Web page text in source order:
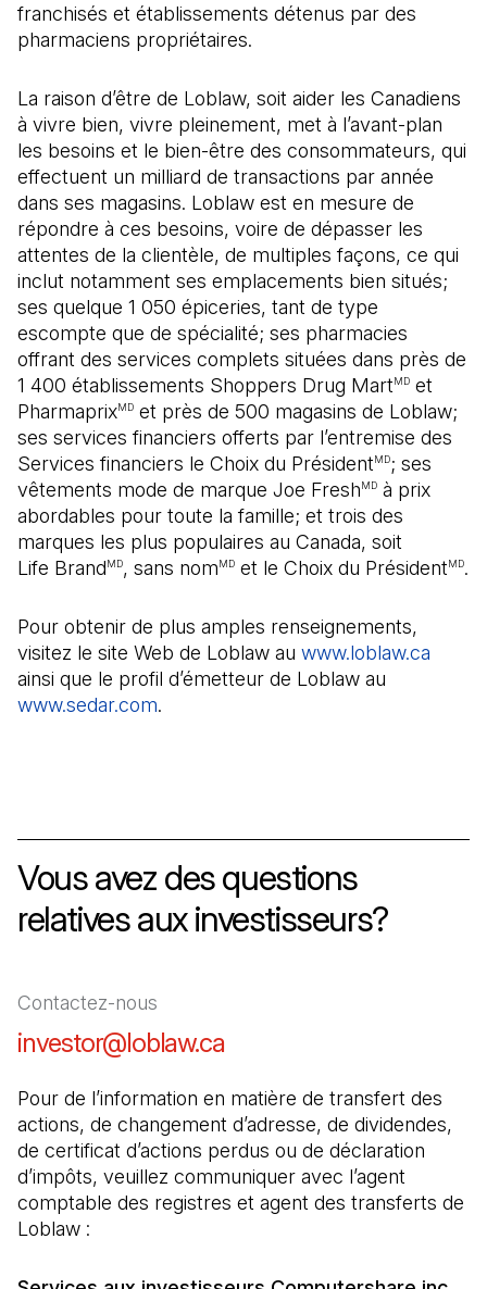
franchisés et établissements détenus par des
pharmaciens propriétaires.
La raison d’être de Loblaw, soit aider les Canadiens
à vivre bien, vivre pleinement, met à l’avant-plan
les besoins et le bien-être des consommateurs, qui
effectuent un milliard de transactions par année
dans ses magasins. Loblaw est en mesure de
répondre à ces besoins, voire de dépasser les
attentes de la clientèle, de multiples façons, ce qui
inclut notamment ses emplacements bien situés;
ses quelque 1 050 épiceries, tant de type
escompte que de spécialité; ses pharmacies
offrant des services complets situées dans près de
1 400 établissements Shoppers Drug MartMD et
PharmaprixMD et près de 500 magasins de Loblaw;
ses services financiers offerts par l’entremise des
Services financiers le Choix du PrésidentMD; ses
vêtements mode de marque Joe FreshMD à prix
abordables pour toute la famille; et trois des
marques les plus populaires au Canada, soit
Life BrandMD, sans nomMD et le Choix du PrésidentMD.
Pour obtenir de plus amples renseignements,
visitez le site Web de Loblaw au www.loblaw.ca
ainsi que le profil d’émetteur de Loblaw au
www.sedar.com(Il s'ouvre dans un nouvel onglet)
.
Vous avez des questions
relatives aux investisseurs?
Contactez-nous
investor@loblaw.ca
Pour de l’information en matière de transfert des
actions, de changement d’adresse, de dividendes,
de certificat d’actions perdus ou de déclaration
d’impôts, veuillez communiquer avec l’agent
comptable des registres et agent des transferts de
Loblaw :